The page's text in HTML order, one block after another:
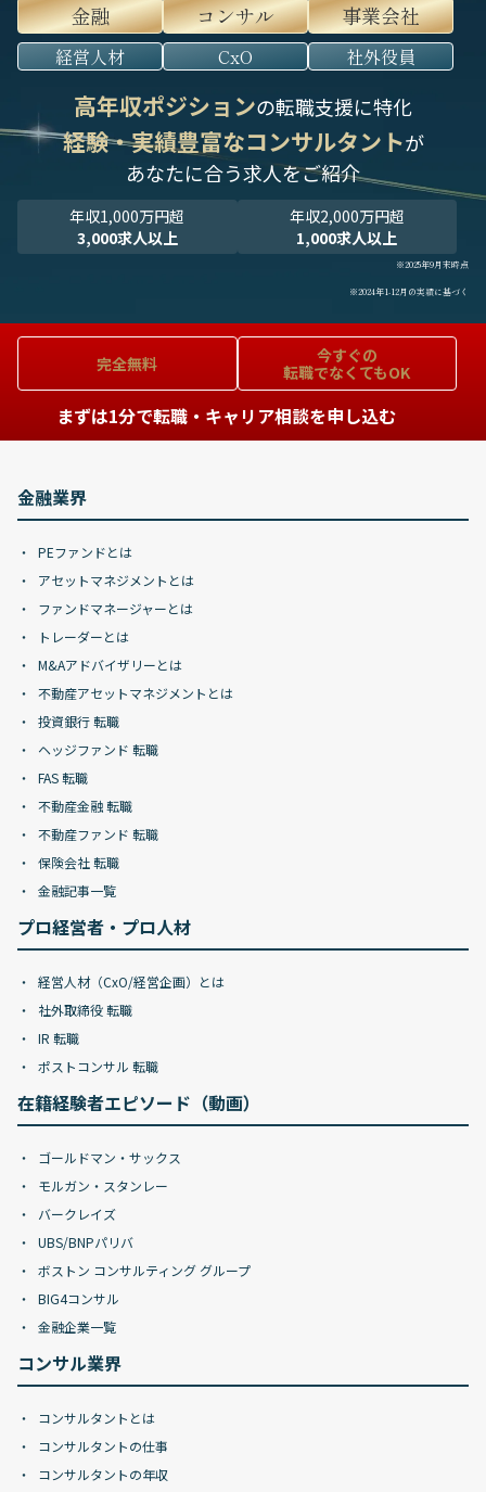
金融
コンサル 事業会社
経営人材 CxO 社外役員
高年収ポジションの転職支援に特化
経験・実績豊富なコンサルタントが
あなたに合う求人をご紹介
年収1,000万円超
3,000求人以上
年収2,000万円超
1,000求人以上
※2025年9月末時点
※2024年1-12月の実績に基づく
完全無料
今すぐの
転職でなくてもOK
まずは1分で転職・キャリア相談を申し込む
金融業界
PEファンドとは
アセットマネジメントとは
ファンドマネージャーとは
トレーダーとは
M&Aアドバイザリーとは
不動産アセットマネジメントとは
投資銀行 転職
ヘッジファンド 転職
FAS 転職
不動産金融 転職
不動産ファンド 転職
保険会社 転職
金融記事一覧
プロ経営者・プロ人材
経営人材（CxO/経営企画）とは
社外取締役 転職
IR 転職
ポストコンサル 転職
在籍経験者エピソード（動画）
ゴールドマン・サックス
モルガン・スタンレー
バークレイズ
UBS/BNPパリバ
ボストン コンサルティング グループ
BIG4コンサル
金融企業一覧
コンサル業界
コンサルタントとは
コンサルタントの仕事
コンサルタントの年収